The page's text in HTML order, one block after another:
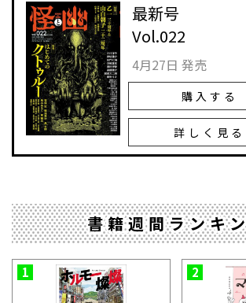
最新号
Vol.022
4月27日 発売
購入する
詳しく見る
書籍週間ランキ
1 2